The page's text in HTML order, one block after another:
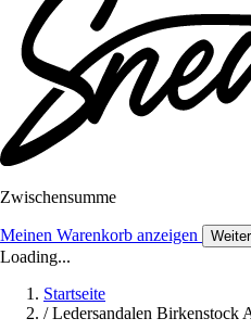
Zwischensumme
Meinen Warenkorb anzeigen
Loading...
Startseite
/ Ledersandalen Birkenstock